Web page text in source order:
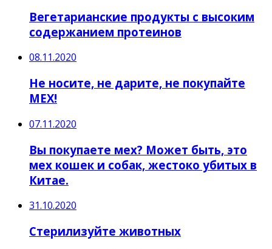
Вегетарианские продукты с высоким
содержанием протеинов
08.11.2020
Не носите, не дарите, не покупайте
МЕХ!
07.11.2020
Вы покупаете мех? Может быть, это
мех кошек и собак, жестоко убитых в
Китае.
31.10.2020
Стерилизуйте животных